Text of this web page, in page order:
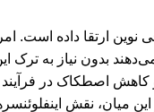
نوین ارتقا داده است.
بدون نیاز به
کاهش اصطکاک در
میان، نقش